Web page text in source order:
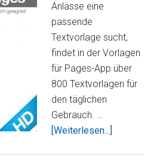
Anlässe eine
passende
Textvorlage sucht,
findet in der Vorlagen
für Pages-App über
800 Textvorlagen für
den täglichen
Gebrauch. …
[Weiterlesen...]